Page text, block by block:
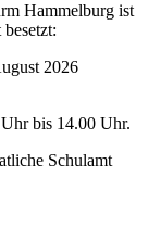
Hammelburg ist
2026
bis 14.00 Uhr.
Schulamt